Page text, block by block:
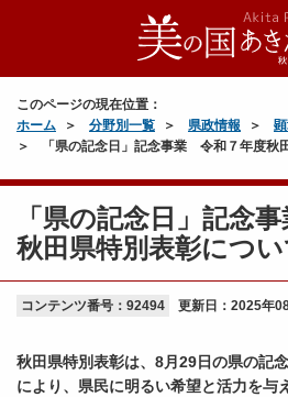
このページの現在位置：
ホーム
分野別一覧 県政情報
「県の記念日」記念事業 令和７年度秋
「県の記念日」記念
秋田県特別表彰につい
コンテンツ番号：92494 更新日： 2025年
秋田県特別表彰は、8月29日の県の記
により、県民に明るい希望と活力を与